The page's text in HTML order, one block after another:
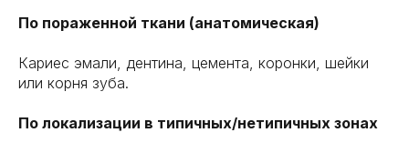
По пораженной ткани (анатомическая)
Кариес эмали, дентина, цемента, коронки, шейки
или корня зуба.
По локализации в типичных/нетипичных зонах